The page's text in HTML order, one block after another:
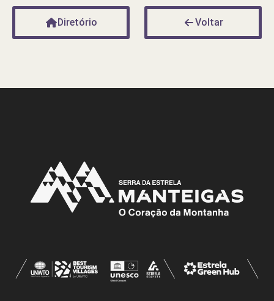
Diretório Voltar